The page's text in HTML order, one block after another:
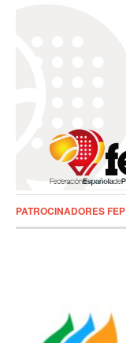
PATROCINADORES FEP